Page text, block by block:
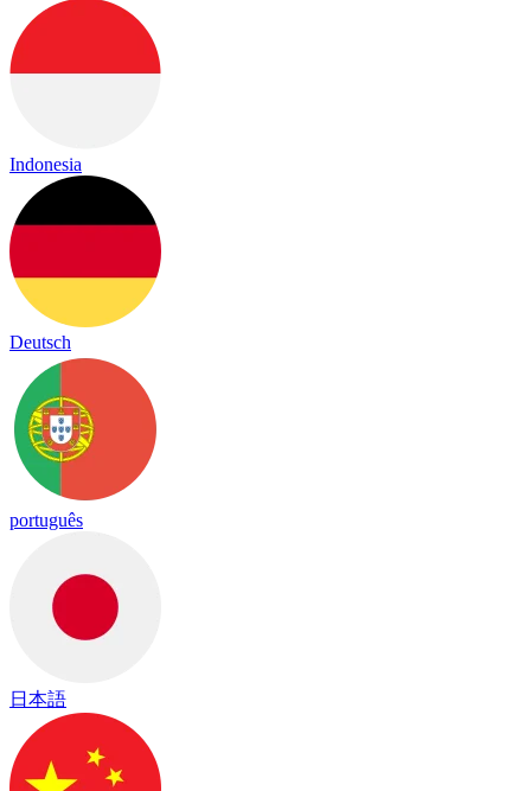
Indonesia
Deutsch
português
日本語